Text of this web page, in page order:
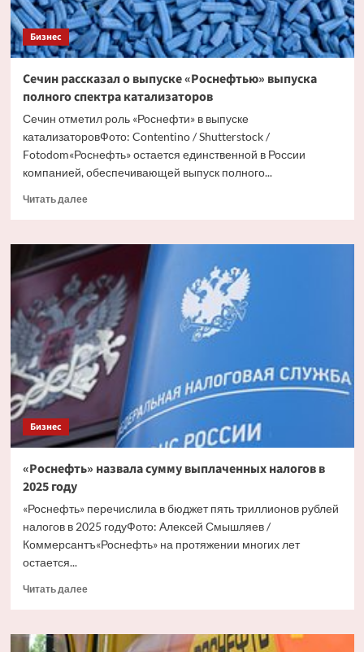
Бизнес
Сечин рассказал о выпуске «Роснефтью» выпуска
полного спектра катализаторов
Сечин отметил роль «Роснефти» в выпуске
катализаторовФото: Contentino / Shutterstock /
Fotodom«Роснефть» остается единственной в России
компанией, обеспечивающей выпуск полного...
Читать далееПрочитать
Сечин
рассказал
выпуске
«Роснефтью»
выпуска
полного
спектра
катализаторов
Бизнес
«Роснефть» назвала сумму выплаченных налогов в
2025 году
«Роснефть» перечислила в бюджет пять триллионов рублей
налогов в 2025 годуФото: Алексей Смышляев /
Коммерсантъ«Роснефть» на протяжении многих лет
остается...
Читать далееПрочитать
«Роснефть»
назвала